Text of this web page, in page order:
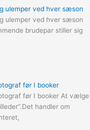
ulemper ved hver sæson
ulemper ved hver sæson
brudepar stiller sig
før I booker
før I booker At vælge
handler om